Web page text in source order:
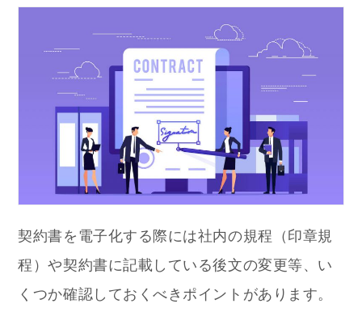
契約書を電子化する際には社内の規程（印章規
程）や契約書に記載している後文の変更等、い
くつか確認しておくべきポイントがあります。